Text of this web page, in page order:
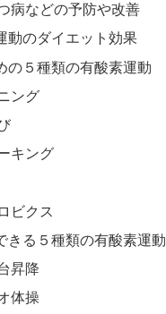
病などの予防や改善
動のダイエット効果
の５種類の有酸素運動
ング
キング
ビクス
きる５種類の有酸素運動
昇降
体操